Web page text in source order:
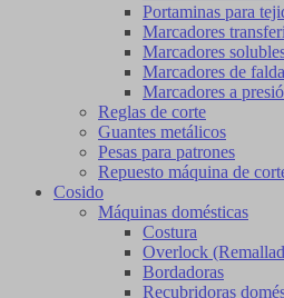
Portaminas para
Marcadores
Marcadores
Marcadores de
Marcadores a
Reglas de corte
Guantes metálicos
Pesas para patrones
Repuesto máquina de
Cosido
Máquinas domésticas
Costura
Overlock
Bordadoras
Recubridoras